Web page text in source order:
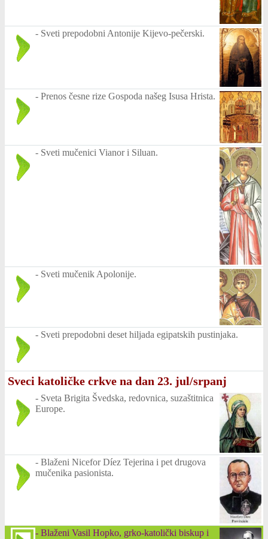
- Sveti prepodobni Antonije Kijevo-pečerski.
- Prenos česne rize Gospoda našeg Isusa Hrista.
- Sveti mučenici Vianor i Siluan.
- Sveti mučenik Apolonije.
- Sveti prepodobni deset hiljada egipatskih pustinjaka.
Sveci katoličke crkve na dan 23. jul/srpanj
- Sveta Brigita Švedska, redovnica, suzaštitnica
Europe.
- Blaženi Nicefor Díez Tejerina i pet drugova
mučenika pasionista.
- Blaženi Vasil Hopko, grko-katolički biskup i